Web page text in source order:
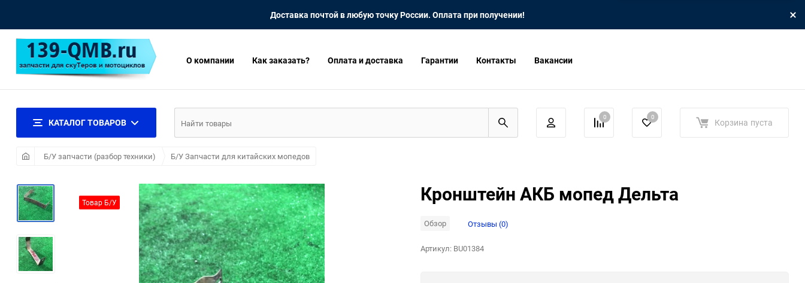
Доставка почтой в любую точку России. Оплата при получении!
О компании Как заказать? Оплата и доставка Гарантии Контакты Вакансии
КАТАЛОГ ТОВАРОВ 0 0 Корзина пуста
Б/У запчасти (разбор техники) Б/У Запчасти для китайских мопедов
Товар Б/У Кронштейн АКБ мопед Дельта
Обзор Отзывы (0)
Артикул: BU01384